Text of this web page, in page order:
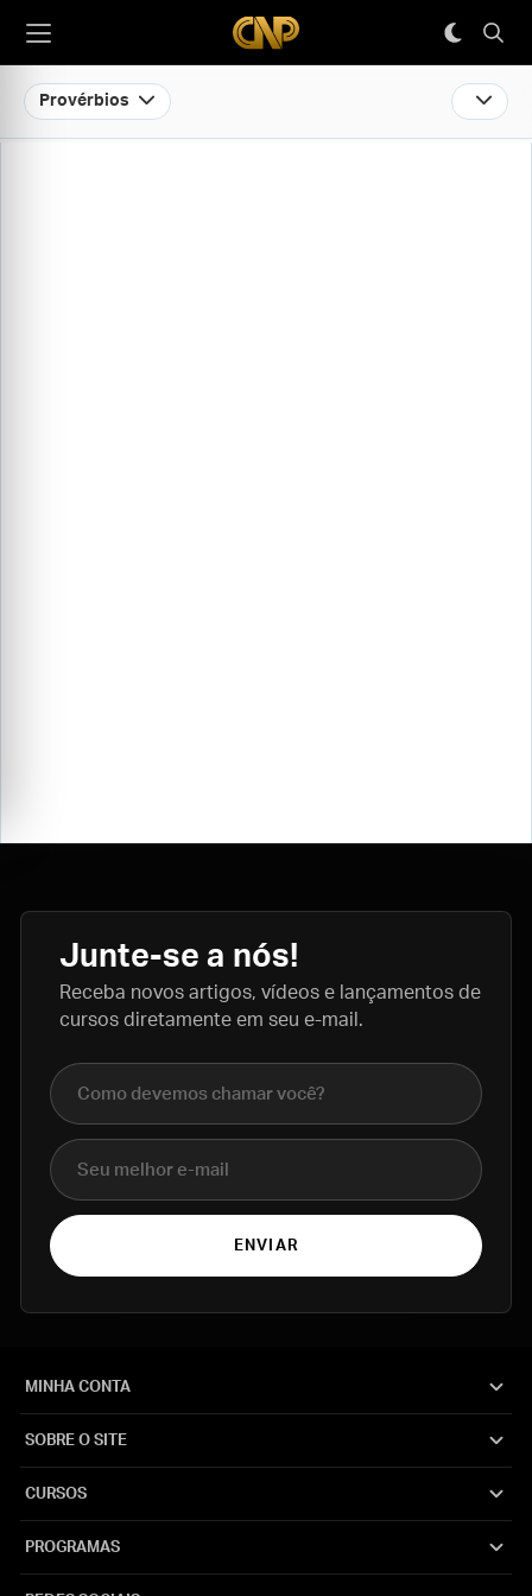
Provérbios
Junte-se a nós!
Receba novos artigos, vídeos e lançamentos de
cursos diretamente em seu e-mail.
Nome completo
E-mail
ENVIAR
MINHA CONTA
SOBRE O SITE
CURSOS
PROGRAMAS